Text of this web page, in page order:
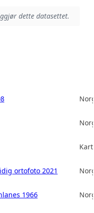
dette datasettet.
ortofoto 2021
1966